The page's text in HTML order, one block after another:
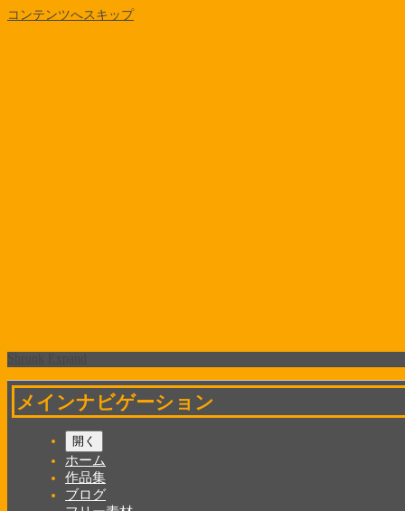
コンテンツへスキップ
メインナビゲーション
開く
ホーム
作品集
ブログ